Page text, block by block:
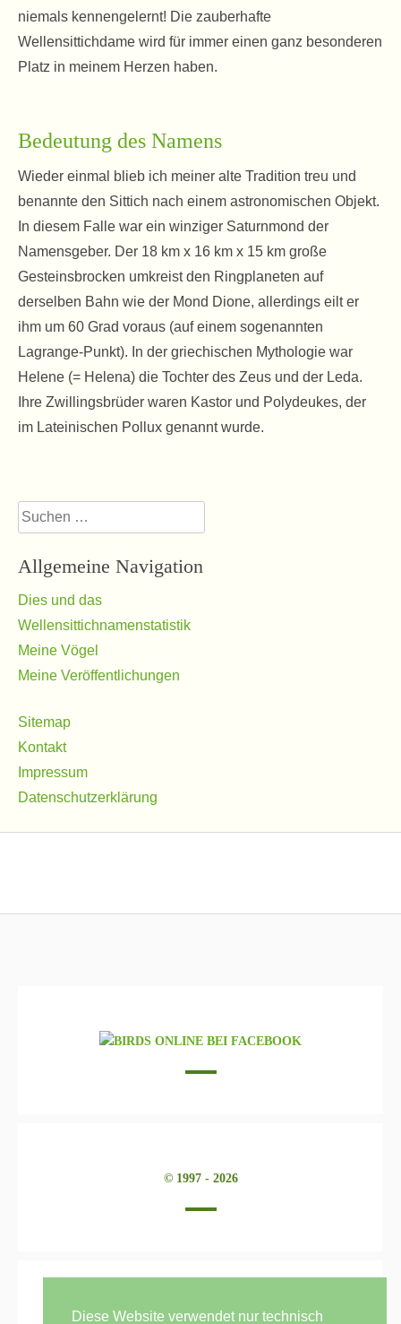
niemals kennengelernt! Die zauberhafte
Wellensittichdame wird für immer einen ganz besonderen
Platz in meinem Herzen haben.
Bedeutung des Namens
Wieder einmal blieb ich meiner alte Tradition treu und
benannte den Sittich nach einem astronomischen Objekt.
In diesem Falle war ein winziger Saturnmond der
Namensgeber. Der 18 km x 16 km x 15 km große
Gesteinsbrocken umkreist den Ringplaneten auf
derselben Bahn wie der Mond Dione, allerdings eilt er
ihm um 60 Grad voraus (auf einem sogenannten
Lagrange-Punkt). In der griechischen Mythologie war
Helene (= Helena) die Tochter des Zeus und der Leda.
Ihre Zwillingsbrüder waren Kastor und Polydeukes, der
im Lateinischen Pollux genannt wurde.
Suchen
nach:
Allgemeine Navigation
Dies und das
Wellensittichnamenstatistik
Meine Vögel
Meine Veröffentlichungen
Sitemap
Kontakt
Impressum
Datenschutzerklärung
© 1997 - 2026
Diese Website verwendet nur technisch